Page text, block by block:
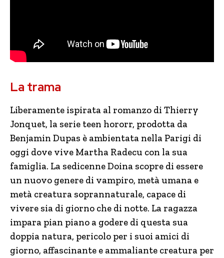
La trama
Liberamente ispirata al romanzo di Thierry
Jonquet, la serie teen hororr, prodotta da
Benjamin Dupas è ambientata nella Parigi di
oggi dove vive Martha Radecu con la sua
famiglia. La sedicenne Doina scopre di essere
un nuovo genere di vampiro, metà umana e
metà creatura soprannaturale, capace di
vivere sia di giorno che di notte. La ragazza
impara pian piano a godere di questa sua
doppia natura, pericolo per i suoi amici di
giorno, affascinante e ammaliante creatura per